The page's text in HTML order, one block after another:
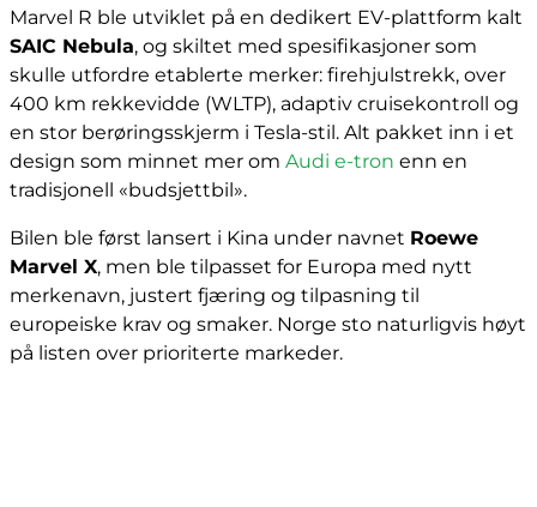
Marvel R ble utviklet på en dedikert EV-plattform kalt
SAIC Nebula, og skiltet med spesifikasjoner som
skulle utfordre etablerte merker: firehjulstrekk, over
400 km rekkevidde (WLTP), adaptiv cruisekontroll og
en stor berøringsskjerm i Tesla-stil. Alt pakket inn i et
design som minnet mer om Audi e-tron enn en
tradisjonell «budsjettbil».
Bilen ble først lansert i Kina under navnet Roewe
Marvel X, men ble tilpasset for Europa med nytt
merkenavn, justert fjæring og tilpasning til
europeiske krav og smaker. Norge sto naturligvis høyt
på listen over prioriterte markeder.